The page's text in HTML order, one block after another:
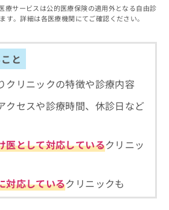
療サービスは公的医療保険の適用外となる自由診
す。詳細は各医療機関にてご確認ください。
と
クリニックの特徴や診療内容
クセスや診療時間、休診日など
医として対応しているクリニッ
対応しているクリニックも